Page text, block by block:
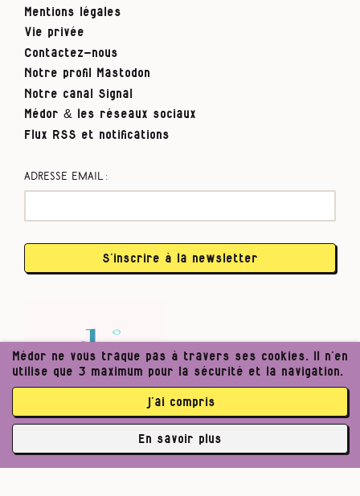
Mentions légales
Vie privée
Contactez-nous
Notre profil Mastodon
Notre canal Signal
Médor & les réseaux sociaux
Flux RSS et notifications
Adresse email :
S’inscrire à la newsletter
Médor ne vous traque pas à travers ses cookies. Il n’en
utilise que 3 maximum pour la sécurité et la navigation.
j’ai compris
En savoir plus